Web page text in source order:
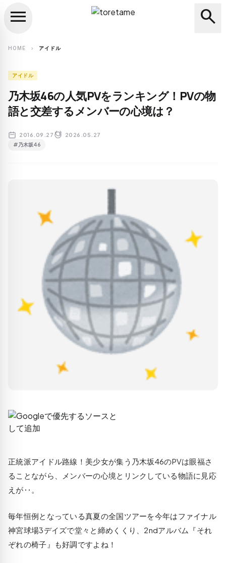
search
menu search
HOME chevron_right アイドル
アイドル
乃木坂46の人気PVをランキング！PVの物
語と交差するメンバーの心境は？
2016.09.27 2026.05.27
#乃木坂46
正統派アイドル路線！美少女が集う乃木坂46のPVは眼福さ
ることながら、メンバーの心境とリンクしている物語に見応
えが‥。
毎年恒例となっている真夏の全国ツアーを今年はファイナル
神宮球場3デイズで堂々と締めくくり、2ndアルバム『それ
ぞれの椅子』も好調ですよね！